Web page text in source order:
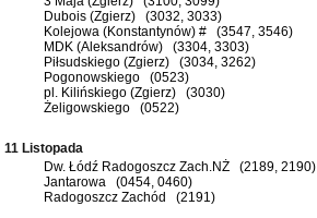
Dubois (Zgierz) (3032, 3033)
Kolejowa (Konstantynów) # (3547, 3546)
MDK (Aleksandrów) (3304, 3303)
Piłsudskiego (Zgierz) (3034, 3262)
Pogonowskiego (0523)
pl. Kilińskiego (Zgierz) (3030)
Żeligowskiego (0522)
11 Listopada
Dw. Łódź Radogoszcz Zach.NŻ (2189, 2190)
Jantarowa (0454, 0460)
Radogoszcz Zachód (2191)